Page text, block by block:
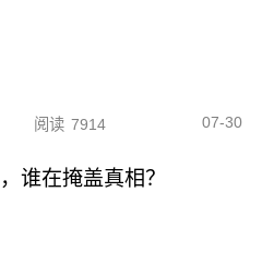
阅读 7914 07-30
谁在掩盖真相？